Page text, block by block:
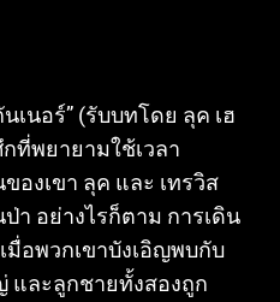
นเนอร์” (รับบทโดย ลุค เฮ
ที่พยายามใช้เวลา
งเขา ลุค และ เทรวิส
า อย่างไรก็ตาม การเดิน
มื่อพวกเขาบังเอิญพบกับ
และลูกชายทั้งสองถูก